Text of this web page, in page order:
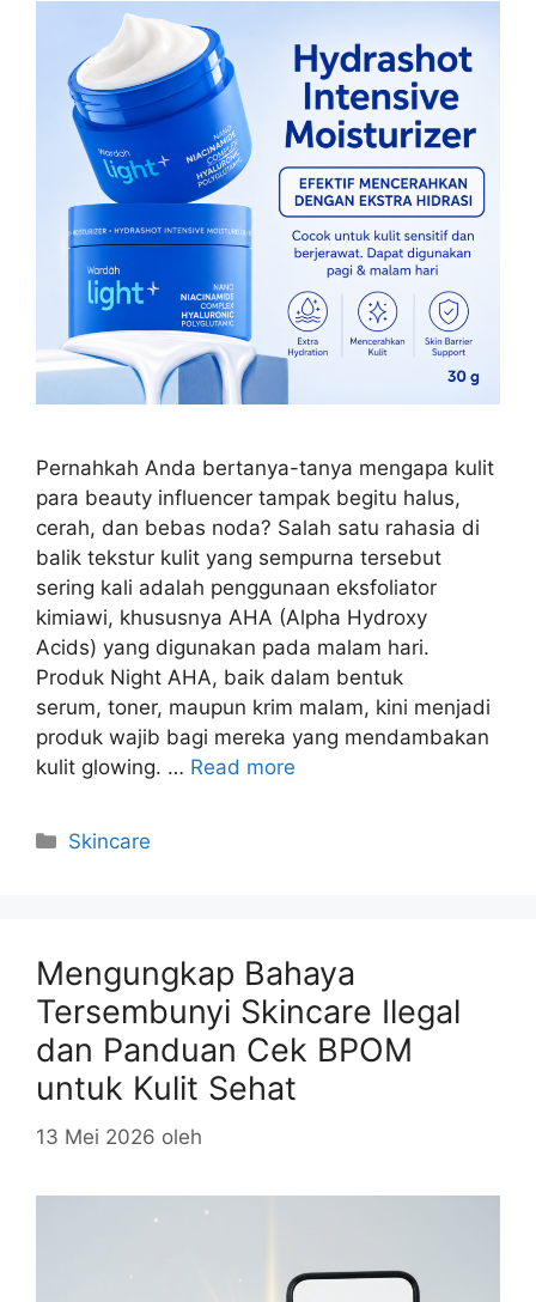
Pernahkah Anda bertanya-tanya mengapa kulit
para beauty influencer tampak begitu halus,
cerah, dan bebas noda? Salah satu rahasia di
balik tekstur kulit yang sempurna tersebut
sering kali adalah penggunaan eksfoliator
kimiawi, khususnya AHA (Alpha Hydroxy
Acids) yang digunakan pada malam hari.
Produk Night AHA, baik dalam bentuk
serum, toner, maupun krim malam, kini menjadi
produk wajib bagi mereka yang mendambakan
kulit glowing. … Read more
Kategori
Skincare
Mengungkap Bahaya
Tersembunyi Skincare Ilegal
dan Panduan Cek BPOM
untuk Kulit Sehat
13 Mei 2026 oleh